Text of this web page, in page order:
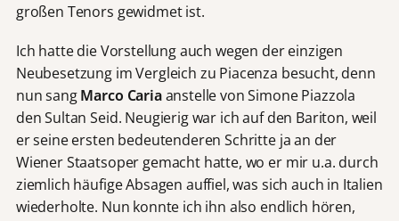
großen Tenors gewidmet ist.
Ich hatte die Vorstellung auch wegen der einzigen
Neubesetzung im Vergleich zu Piacenza besucht, denn
nun sangMarco Cariaanstelle von Simone Piazzola
den Sultan Seid. Neugierig war ich auf den Bariton, weil
er seine ersten bedeutenderen Schritte ja an der
Wiener Staatsoper gemacht hatte, wo er mir u.a. durch
ziemlich häufige Absagen auffiel, was sich auch in Italien
wiederholte. Nun konnte ich ihn also endlich hören,